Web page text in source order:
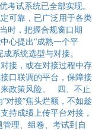
试系统已全部实现。
可靠，已广泛用于各类
时，把握合规窗口期
心提出“成熟一个平
成系统选型与对接。
接，或在对接过程中存
口联调的平台，保障接
政策风险。 四、不止
对接”焦头烂额，不如趁
持成绩上传平台对接，
理、组卷、考试到自